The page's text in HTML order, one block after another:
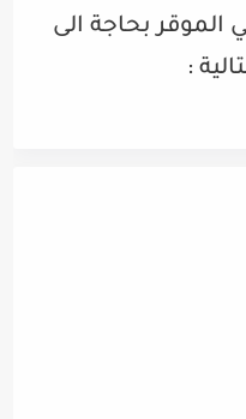
الموقر بحاجة الى
: